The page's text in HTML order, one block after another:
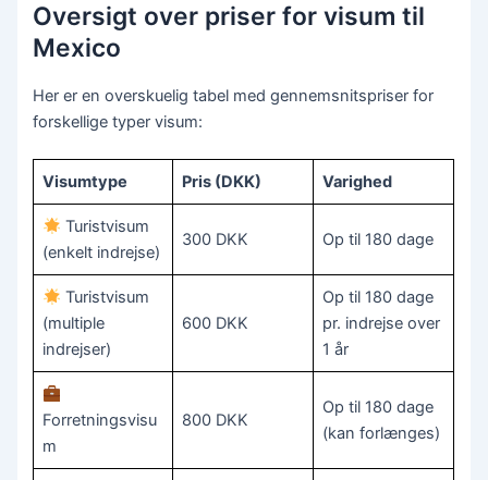
Oversigt over priser for visum til
Mexico
Her er en overskuelig tabel med gennemsnitspriser for
forskellige typer visum:
Visumtype Pris (DKK) Varighed
Turistvisum
(enkelt indrejse)
300 DKK Op til 180 dage
Turistvisum
(multiple
indrejser)
600 DKK
Op til 180 dage
pr. indrejse over
1 år
Forretningsvisu
m
800 DKK
Op til 180 dage
(kan forlænges)